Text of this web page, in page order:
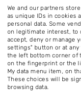
We and our partners
as unique IDs in cookies
personal data. Some
on legitimate interest, to
accept, deny or manage
settings" button or at
the left bottom corner of
on the fingerprint or the
My data menu item, on
These choices will be
browsing data.